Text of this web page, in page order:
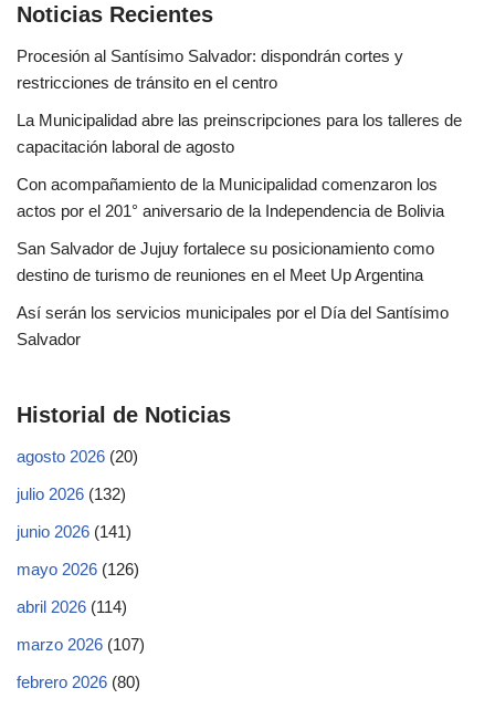
Noticias Recientes
Procesión al Santísimo Salvador: dispondrán cortes y
restricciones de tránsito en el centro
La Municipalidad abre las preinscripciones para los talleres de
capacitación laboral de agosto
Con acompañamiento de la Municipalidad comenzaron los
actos por el 201° aniversario de la Independencia de Bolivia
San Salvador de Jujuy fortalece su posicionamiento como
destino de turismo de reuniones en el Meet Up Argentina
Así serán los servicios municipales por el Día del Santísimo
Salvador
Historial de Noticias
agosto 2026 (20)
julio 2026 (132)
junio 2026 (141)
mayo 2026 (126)
abril 2026 (114)
marzo 2026 (107)
febrero 2026 (80)